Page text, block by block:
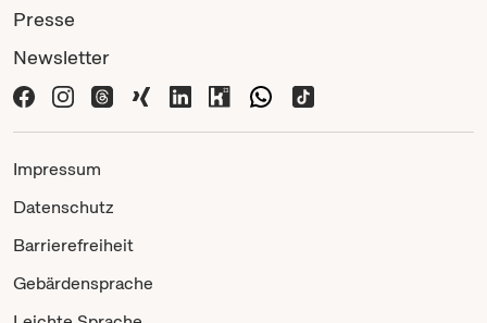
Presse
Newsletter
Impressum
Datenschutz
Barrierefreiheit
Gebärdensprache